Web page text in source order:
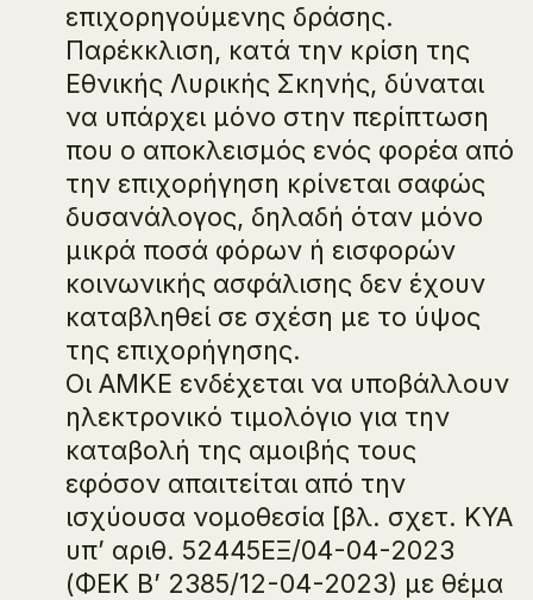
επιχορηγούμενης δράσης.
Παρέκκλιση, κατά την κρίση της
Εθνικής Λυρικής Σκηνής, δύναται
να υπάρχει μόνο στην περίπτωση
που ο αποκλεισμός ενός φορέα από
την επιχορήγηση κρίνεται σαφώς
δυσανάλογος, δηλαδή όταν μόνο
μικρά ποσά φόρων ή εισφορών
κοινωνικής ασφάλισης δεν έχουν
καταβληθεί σε σχέση με το ύψος
της επιχορήγησης.
Οι ΑΜΚΕ ενδέχεται να υποβάλλουν
ηλεκτρονικό τιμολόγιο για την
καταβολή της αμοιβής τους
εφόσον απαιτείται από την
ισχύουσα νομοθεσία [βλ. σχετ. ΚΥΑ
υπ’ αριθ. 52445ΕΞ/04-04-2023
(ΦΕΚ Β’ 2385/12-04-2023) με θέμα